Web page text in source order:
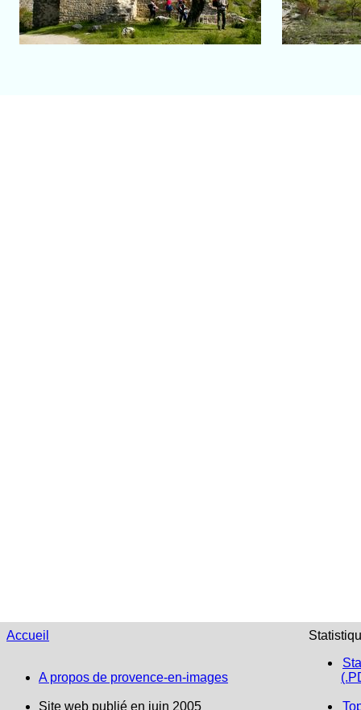
Accueil
A propos de provence-en-images
Site web publié en juin 2005